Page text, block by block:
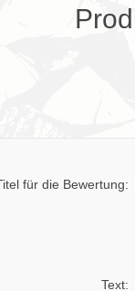
für die Bewertung:
Text: